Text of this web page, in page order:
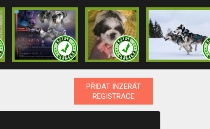
PŘIDAT INZERÁT
REGISTRACE